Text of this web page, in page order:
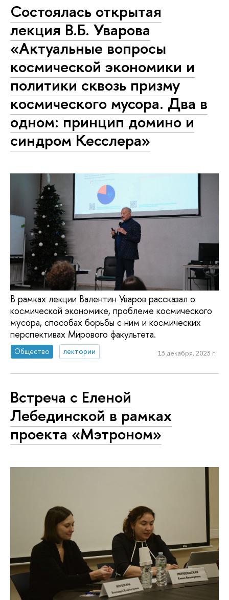
Состоялась открытая
лекция В.Б. Уварова
«Актуальные вопросы
космической экономики и
политики сквозь призму
космического мусора. Два в
одном: принцип домино и
синдром Кесслера»
В рамках лекции Валентин Уваров рассказал о
космической экономике, проблеме космического
мусора, способах борьбы с ним и космических
перспективах Мирового факультета.
Общество лектории 13 декабря, 2023 г.
Встреча с Еленой
Лебединской в рамках
проекта «Мэтроном»